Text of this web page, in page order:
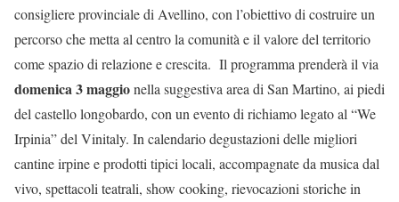
consigliere provinciale di Avellino, con l’obiettivo di costruire un
percorso che metta al centro la comunità e il valore del territorio
come spazio di relazione e crescita. Il programma prenderà il via
domenica 3 maggionella suggestiva area di San Martino, ai piedi
del castello longobardo, con un evento di richiamo legato al “We
Irpinia” del Vinitaly. In calendario degustazioni delle migliori
cantine irpine e prodotti tipici locali, accompagnate da musica dal
vivo, spettacoli teatrali, show cooking, rievocazioni storiche in